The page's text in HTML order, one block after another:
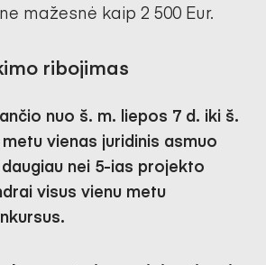
mažesnė kaip 2 500 Eur.
ribojimas
nuo š. m. liepos 7 d. iki š.
vienas juridinis asmuo
nei 5-ias projekto
visus vienu metu